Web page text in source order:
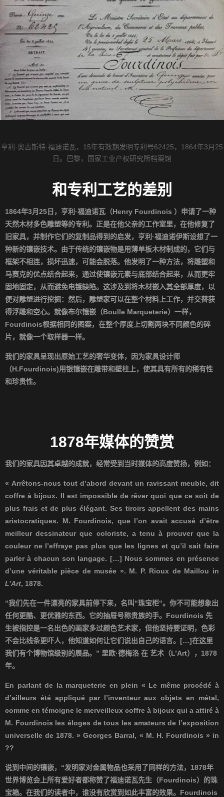
亨利·奥古斯特·福迪诺瓦，15年有效期发明专利号62425，1864年3月25
日。巴黎，国家工业产权研究所档案馆
和专利工艺的差别
1864年3月25 日，亨利 ·福迪诺瓦 （Henry Fourdinois ）申请了一种
天然木材多色雕塑等的专利。正是在他父亲的工作室里，在他修复了
旧家具，并制作它们的复制品得到的启发，亨利 ·福迪诺伊斯设想了一
种新的镶嵌技术。由于传统的镶嵌物是用薄单板木材制成的，它们与
框架不相连，损坏迅速，可能会脱落。他发明了一种方法，将雕塑和
马赛克的优点结合起来，通过使镶嵌元素与底部结合起来，从而更牢
固地固定，从而避免电镀缺陷。这涉及到将木材嵌入其全部厚度，以
便对雕塑进行挖掘：然后，雕塑家可以在整个材料上工作，并交替获
得浮雕和空心。就像布尔镶嵌（Boulle Marqueterie）一样，
Fourdinois根据相同的图案，在整个厚度上切割两块不同颜色的碎
片，就像一个取样器一样。
我们的家具呈现出原始工艺的奢华变体，因为家具设计师
（H.Fourdinois)用银镶嵌在雕带和壁柱上，使其具有所有的稀有性
和珍贵性。
1878年媒体的赞赏
我们的家具因其卓越的成就，经常受到当时媒体的高度赞扬，例如：
« Arrêtons-nous tout d’abord devant un ravissant meuble, dit
coffre à bijoux. Il est impossible de rêver quoi que ce soit de
plus frais et de plus élégant. Ses tiroirs appellent des mains
aristocratiques. M. Fourdinois, que l’on avait accusé d’être
meilleur dessinateur que coloriste, a tenu à prouver que la
couleur ne l’effraye pas plus que les lignes et qu’il sait faire
parler à chacun son langage. […] Nous sommes en présence
d’une véritable pièce de musée ». M. P. Rioux de Maillou in
L’Art, 1878.
“我们先在一件漂亮的家具前停下来，名叫“珠宝柜“。你不可能想象出
任何更酷、更优雅的东西。它的抽屉号称贵族的手。 Fourdinois 先
生被指控是一名出色的画家多过颜色艺术家，但他坚持要证明，色彩
不会比线条更吓人，他知道如何让它们说出自己的语言。 […]在这里
我们有个博物馆级别的展品。 ” 里欧·德梅洛 在 艺术（L’Art）， 1878
年。
En parlant de la marqueterie en plein « Le même procédé à
d’ailleurs été appliqué par l’inventeur aux objets en métal,
comme en témoigne le merveilleux coffre à bijoux qui a attiré à
M. Fourdinois les éloges de tous les amateurs de l’exposition
universelle de 1878. » Georges Barral, « M. H. Fourdinois » in
??
说到中间的镶嵌， “发明家对金属物品也采用了同样的方法， 1878年
世界博览会上所有爱好者都称赞了福迪诺瓦先生（Fourdinois）的珠
宝箱。在我们的读者中，谁没有欣赏到如此丰富的效果。 Fourdinois